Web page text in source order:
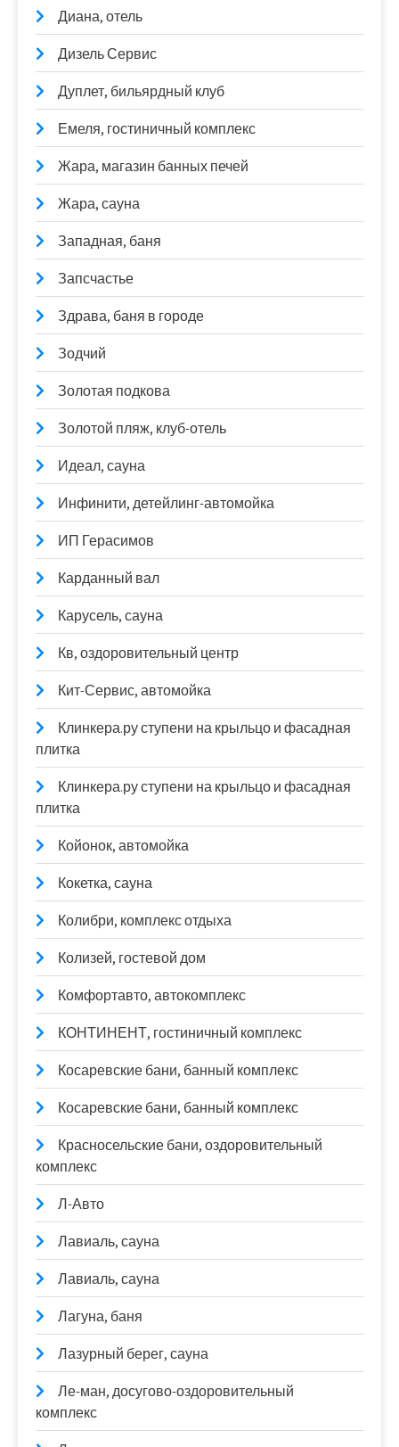
Диана, отель
Дизель Сервис
Дуплет, бильярдный клуб
Емеля, гостиничный комплекс
Жара, магазин банных печей
Жара, сауна
Западная, баня
Запсчастье
Здрава, баня в городе
Зодчий
Золотая подкова
Золотой пляж, клуб-отель
Идеал, сауна
Инфинити, детейлинг-автомойка
ИП Герасимов
Карданный вал
Карусель, сауна
Кв, оздоровительный центр
Кит-Сервис, автомойка
Клинкера.ру ступени на крыльцо и фасадная
плитка
Клинкера.ру ступени на крыльцо и фасадная
плитка
Койонок, автомойка
Кокетка, сауна
Колибри, комплекс отдыха
Колизей, гостевой дом
Комфортавто, автокомплекс
КОНТИНЕНТ, гостиничный комплекс
Косаревские бани, банный комплекс
Косаревские бани, банный комплекс
Красносельские бани, оздоровительный
комплекс
Л-Авто
Лавиаль, сауна
Лавиаль, сауна
Лагуна, баня
Лазурный берег, сауна
Ле-ман, досугово-оздоровительный
комплекс